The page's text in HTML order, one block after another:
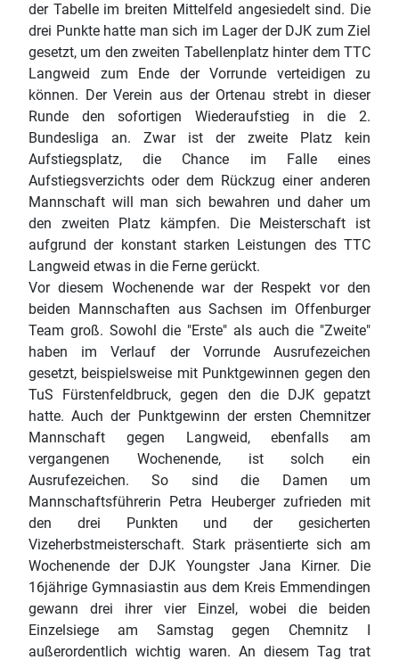
der Tabelle im breiten Mittelfeld angesiedelt sind. Die
drei Punkte hatte man sich im Lager der DJK zum Ziel
gesetzt, um den zweiten Tabellenplatz hinter dem TTC
Langweid zum Ende der Vorrunde verteidigen zu
können. Der Verein aus der Ortenau strebt in dieser
Runde den sofortigen Wiederaufstieg in die 2.
Bundesliga an. Zwar ist der zweite Platz kein
Aufstiegsplatz, die Chance im Falle eines
Aufstiegsverzichts oder dem Rückzug einer anderen
Mannschaft will man sich bewahren und daher um
den zweiten Platz kämpfen. Die Meisterschaft ist
aufgrund der konstant starken Leistungen des TTC
Langweid etwas in die Ferne gerückt.
Vor diesem Wochenende war der Respekt vor den
beiden Mannschaften aus Sachsen im Offenburger
Team groß. Sowohl die "Erste" als auch die "Zweite"
haben im Verlauf der Vorrunde Ausrufezeichen
gesetzt, beispielsweise mit Punktgewinnen gegen den
TuS Fürstenfeldbruck, gegen den die DJK gepatzt
hatte. Auch der Punktgewinn der ersten Chemnitzer
Mannschaft gegen Langweid, ebenfalls am
vergangenen Wochenende, ist solch ein
Ausrufezeichen. So sind die Damen um
Mannschaftsführerin Petra Heuberger zufrieden mit
den drei Punkten und der gesicherten
Vizeherbstmeisterschaft. Stark präsentierte sich am
Wochenende der DJK Youngster Jana Kirner. Die
16jährige Gymnasiastin aus dem Kreis Emmendingen
gewann drei ihrer vier Einzel, wobei die beiden
Einzelsiege am Samstag gegen Chemnitz I
außerordentlich wichtig waren. An diesem Tag trat